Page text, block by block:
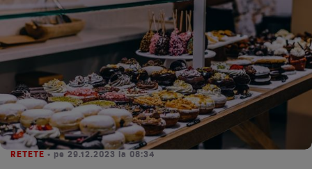
RETETE • pe 29.12.2023 la 08:34